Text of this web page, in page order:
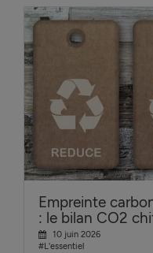
Empreinte
: le bilan CO2
10 juin 2026
#L'essentiel